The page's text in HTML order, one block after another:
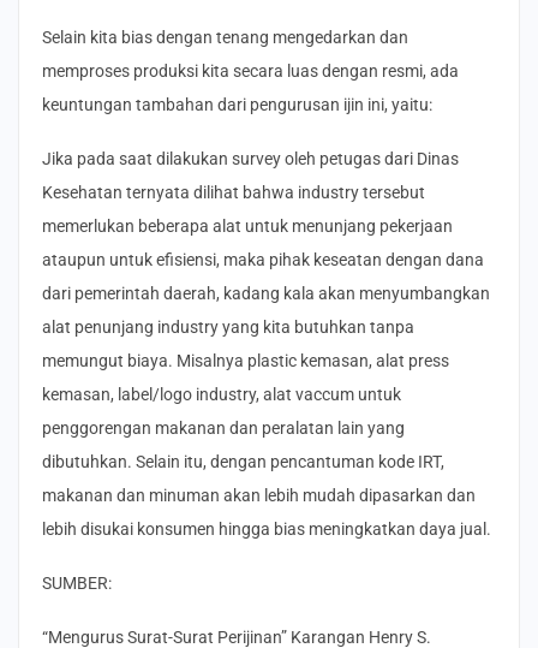
Selain kita bias dengan tenang mengedarkan dan
memproses produksi kita secara luas dengan resmi, ada
keuntungan tambahan dari pengurusan ijin ini, yaitu:
Jika pada saat dilakukan survey oleh petugas dari Dinas
Kesehatan ternyata dilihat bahwa industry tersebut
memerlukan beberapa alat untuk menunjang pekerjaan
ataupun untuk efisiensi, maka pihak keseatan dengan dana
dari pemerintah daerah, kadang kala akan menyumbangkan
alat penunjang industry yang kita butuhkan tanpa
memungut biaya. Misalnya plastic kemasan, alat press
kemasan, label/logo industry, alat vaccum untuk
penggorengan makanan dan peralatan lain yang
dibutuhkan. Selain itu, dengan pencantuman kode IRT,
makanan dan minuman akan lebih mudah dipasarkan dan
lebih disukai konsumen hingga bias meningkatkan daya jual.
SUMBER:
“Mengurus Surat-Surat Perijinan” Karangan Henry S.